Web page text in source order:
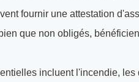
fournir une attestation
que non obligés,
incluent l'incendie,